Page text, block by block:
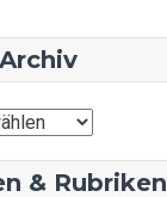
& Rubriken